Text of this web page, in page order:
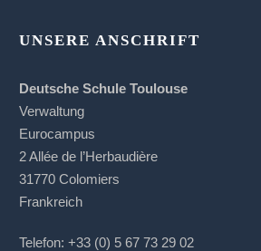
UNSERE ANSCHRIFT
Deutsche Schule Toulouse
Verwaltung
Eurocampus
2 Allée de l’Herbaudière
31770 Colomiers
Frankreich
Telefon: +33 (0) 5 67 73 29 02